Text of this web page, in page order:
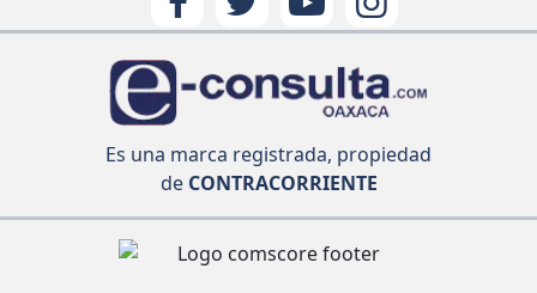
Es una marca registrada, propiedad
deCONTRACORRIENTE